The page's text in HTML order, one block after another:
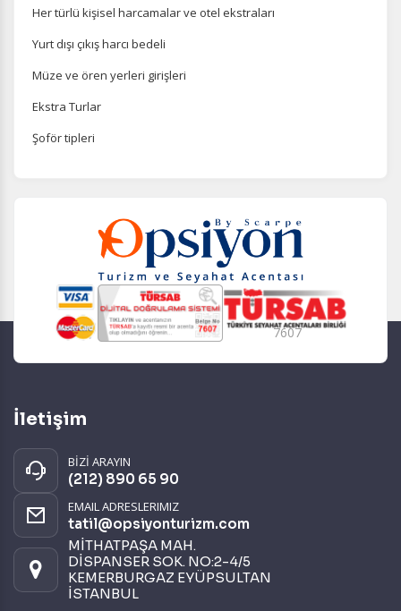
Her türlü kişisel harcamalar ve otel ekstraları
Yurt dışı çıkış harcı bedeli
Müze ve ören yerleri girişleri
Ekstra Turlar
Şoför tipleri
7607
İletişim
BİZİ ARAYIN
(212) 890 65 90
EMAIL ADRESLERIMIZ
tatil@opsiyonturizm.com
MİTHATPAŞA MAH.
DİSPANSER SOK. NO:2-4/5
KEMERBURGAZ EYÜPSULTAN
İSTANBUL